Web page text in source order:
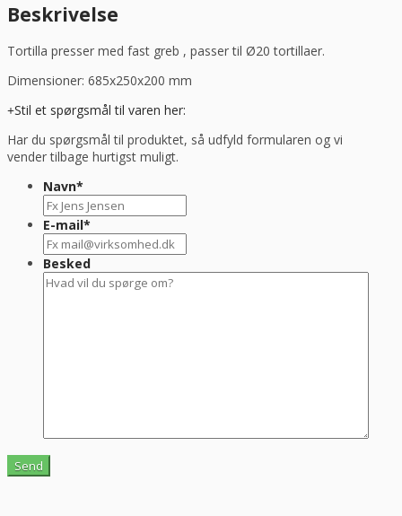
Hendi
antal
Beskrivelse
Tortilla presser med fast greb , passer til Ø20 tortillaer.
Dimensioner: 685x250x200 mm
Stil et spørgsmål til varen her:
Har du spørgsmål til produktet, så udfyld formularen og vi
vender tilbage hurtigst muligt.
Navn*
E-mail*
Besked